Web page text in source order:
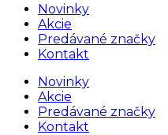
Novinky
Akcie
Predávané značky
Kontakt
Novinky
Akcie
Predávané značky
Kontakt